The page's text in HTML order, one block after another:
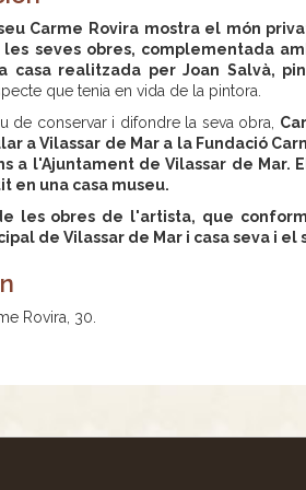
Carme Rovira mostra el món
seves obres, complementada
casa realitzada per Joan Salvà,
que tenia en vida de la pintora.
de conservar i difondre la seva obra,
a Vilassar de Mar a la Fundació
a l'Ajuntament de Vilassar de Mar.
en una casa museu.
les obres de l'artista, que
de Vilassar de Mar i casa seva i
Rovira, 30.